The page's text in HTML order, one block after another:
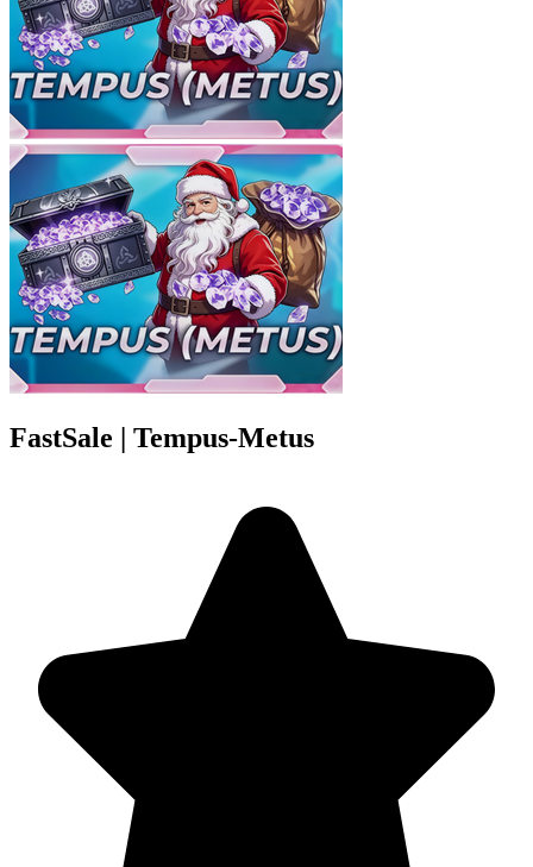
FastSale | Tempus-Metus